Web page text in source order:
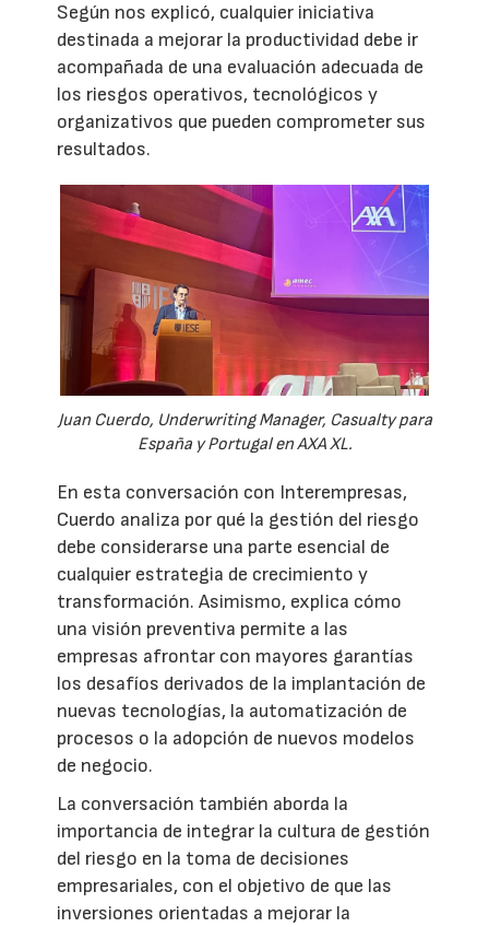
Según nos explicó, cualquier iniciativa
destinada a mejorar la productividad debe ir
acompañada de una evaluación adecuada de
los riesgos operativos, tecnológicos y
organizativos que pueden comprometer sus
resultados.
Juan Cuerdo, Underwriting Manager, Casualty para
España y Portugal en AXA XL.
En esta conversación con Interempresas,
Cuerdo analiza por qué la gestión del riesgo
debe considerarse una parte esencial de
cualquier estrategia de crecimiento y
transformación. Asimismo, explica cómo
una visión preventiva permite a las
empresas afrontar con mayores garantías
los desafíos derivados de la implantación de
nuevas tecnologías, la automatización de
procesos o la adopción de nuevos modelos
de negocio.
La conversación también aborda la
importancia de integrar la cultura de gestión
del riesgo en la toma de decisiones
empresariales, con el objetivo de que las
inversiones orientadas a mejorar la